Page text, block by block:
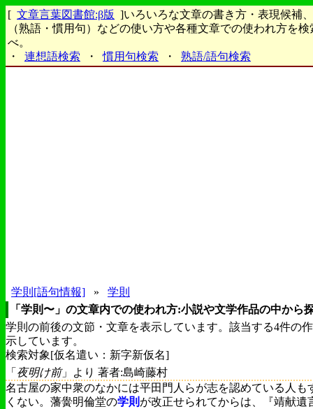
[ 文章言葉図書館:β版 ]いろいろな文章の書き方・表現候補
（熟語・慣用句）などの使い方や各種文章での使われ方を検
べ。
・
連想語検索 ・ 慣用句検索 ・ 熟語/語句検索
学則[語句情報] »
学則
「学則〜」の文章内での使われ方:小説や文学作品の中から
学則の前後の文節・文章を表示しています。該当する4件の
示しています。
検索対象[仮名遣い：新字新仮名]
「 夜明け前」より 著者:島崎藤村
名古屋の家中衆のなかには平田門人らが志を認めている人も
くない。藩黌明倫堂の学則 が改正せられてからは、『靖献遺